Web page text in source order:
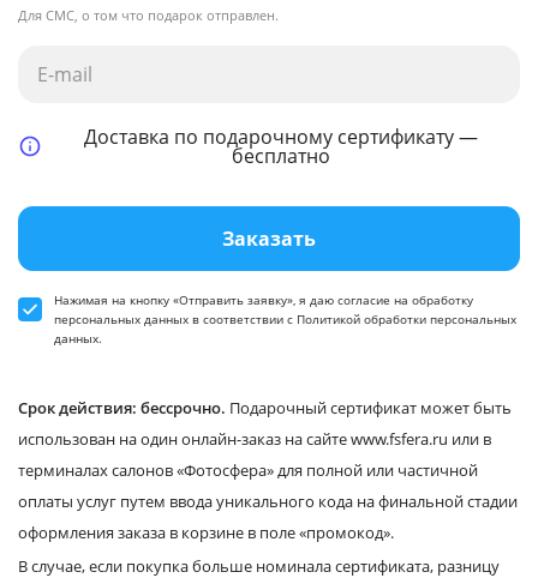
Для СМС, о том что подарок отправлен.
Доставка по подарочному сертификату —
бесплатно
Заказать
Нажимая на кнопку «Отправить заявку», я даю согласие на обработку
персональных данных в соответствии с Политикой обработки персональных
данных.
Срок действия: бессрочно. Подарочный сертификат может быть
использован на один онлайн-заказ на сайте www.fsfera.ru или в
терминалах салонов «Фотосфера» для полной или частичной
оплаты услуг путем ввода уникального кода на финальной стадии
оформления заказа в корзине в поле «промокод».
В случае, если покупка больше номинала сертификата, разницу